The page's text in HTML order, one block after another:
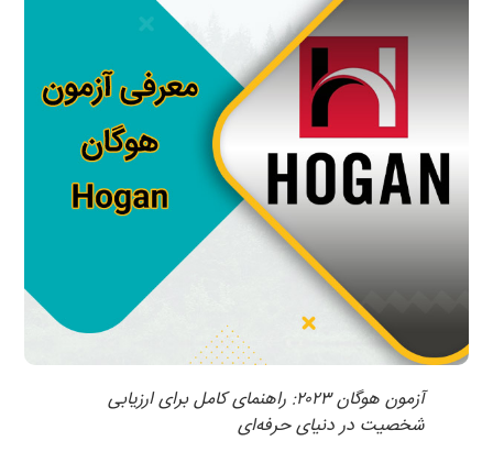
آزمون هوگان ۲۰۲۳: راهنمای کامل برای ارزیابی
شخصیت در دنیای حرفه‌ای